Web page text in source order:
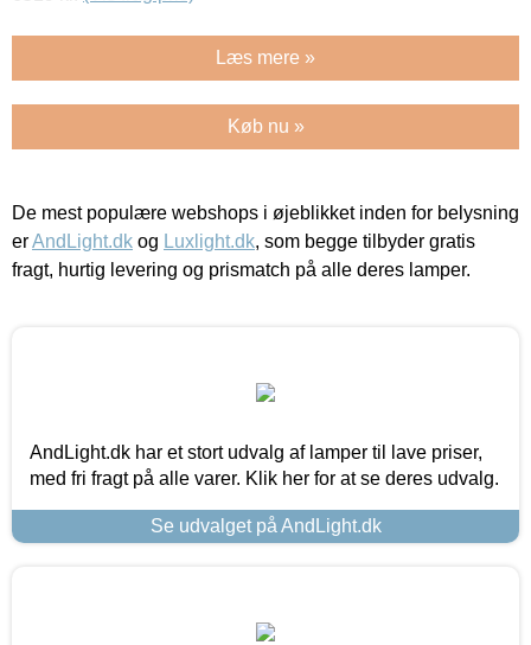
Læs mere »
Køb nu »
De mest populære webshops i øjeblikket inden for belysning
erAndLight.dk og Luxlight.dk, som begge tilbyder gratis
fragt, hurtig levering og prismatch på alle deres lamper.
AndLight.dk har et stort udvalg af lamper til lave priser,
med fri fragt på alle varer. Klik her for at se deres udvalg.
Se udvalget på AndLight.dk